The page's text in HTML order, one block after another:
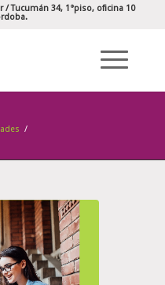
/ Tucumán 34, 1°piso, oficina 10
/